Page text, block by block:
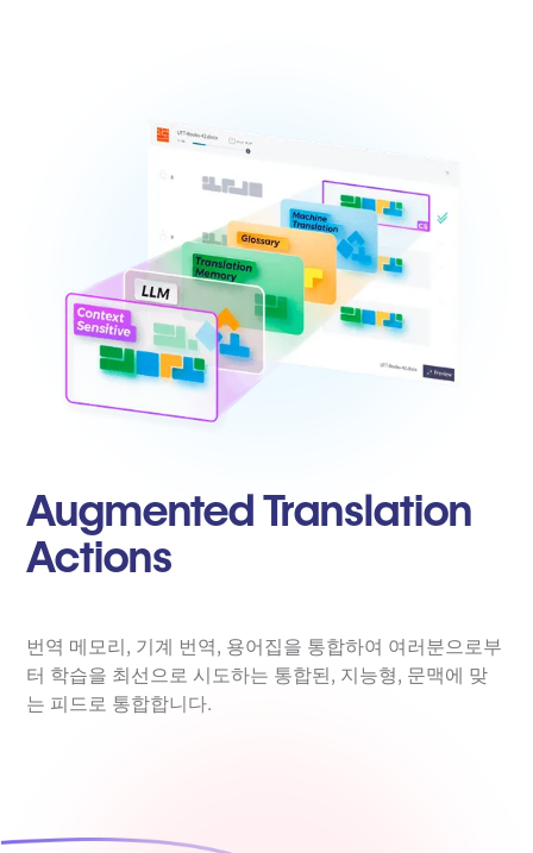
Augmented Translation
Actions
번역 메모리, 기계 번역, 용어집을 통합하여 여러분으로부
터 학습을 최선으로 시도하는 통합된, 지능형, 문맥에 맞
는 피드로 통합합니다.